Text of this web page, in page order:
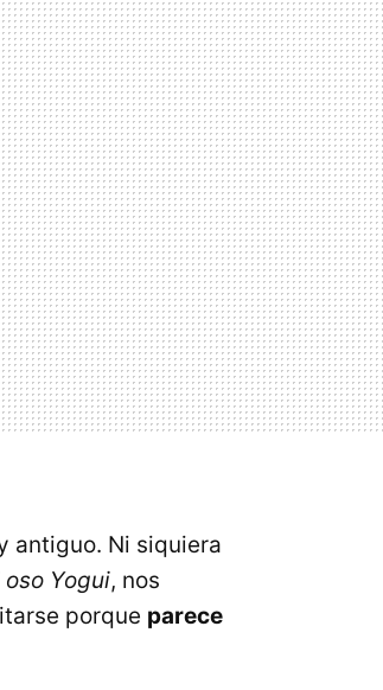
antiguo. Ni siquiera
oso Yogui, nos
porque parece